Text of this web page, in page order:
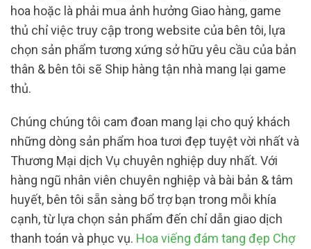
hoa hoặc là phải mua ảnh hưởng Giao hàng, game
thủ chỉ việc truy cập trong website của bên tôi, lựa
chọn sản phẩm tương xứng sở hữu yêu cầu của bản
thân & bên tôi sẽ Ship hàng tận nhà mang lại game
thủ.
Chúng chúng tôi cam đoan mang lại cho quý khách
những dòng sản phẩm hoa tươi đẹp tuyệt vời nhất và
Thương Mại dịch Vụ chuyên nghiệp duy nhất. Với
hàng ngũ nhân viên chuyên nghiệp và bài bản & tâm
huyết, bên tôi sẵn sàng bổ trợ bạn trong mỗi khía
cạnh, từ lựa chọn sản phẩm đến chỉ dẫn giao dịch
thanh toán và phục vụ. Hoa viếng đám tang đẹp Chợ